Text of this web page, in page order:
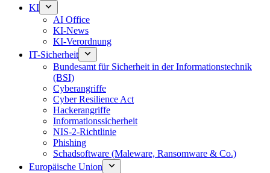
KI
AI Office
KI-News
KI-Verordnung
IT-Sicherheit
Bundesamt für Sicherheit in der Informationstechnik
(BSI)
Cyberangriffe
Cyber Resilience Act
Hackerangriffe
Informationssicherheit
NIS-2-Richtlinie
Phishing
Schadsoftware (Maleware, Ransomware & Co.)
Europäische Union